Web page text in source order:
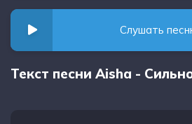
Слушать
Текст песни Aisha -